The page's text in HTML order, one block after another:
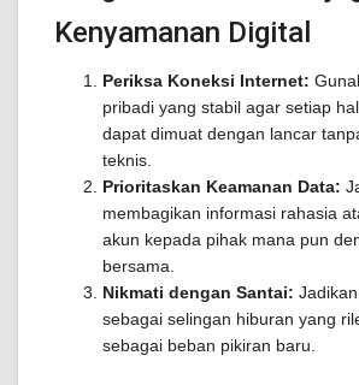
Kenyamanan Digital
Periksa Koneksi Internet:
pribadi yang stabil agar setiap
dapat dimuat dengan lancar
teknis.
Prioritaskan Keamanan Data:
membagikan informasi rahasia
akun kepada pihak mana pun
bersama.
Nikmati dengan Santai:
sebagai selingan hiburan yang
sebagai beban pikiran baru.